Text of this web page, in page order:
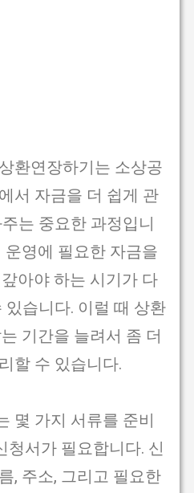
환연장하기는 소상공
서 자금을 더 쉽게 관
는 중요한 과정입니
영에 필요한 자금을
아야 하는 시기가 다
습니다. 이럴 때 상환
기간을 늘려서 좀 더
할 수 있습니다.
몇 가지 서류를 준비
청서가 필요합니다. 신
, 주소, 그리고 필요한